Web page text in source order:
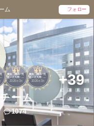
ム フォロー
1
横浜・関内・元
町・上大岡・白
楽2026年3月
1
横浜・関内・元
町・上大岡・白
楽2026年3月 +39
ーム
1074